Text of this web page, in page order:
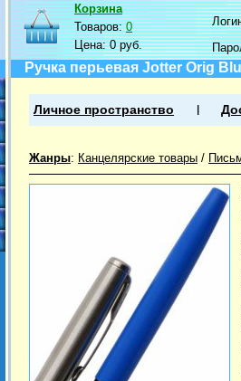
Корзина
Товаров:0
Цена:0 руб.
Ручка перьевая Jotter Orig
Личное пространство
Жанры: Канцелярские товары /